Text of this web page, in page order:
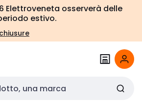
Elettroveneta osserverà delle
estivo.